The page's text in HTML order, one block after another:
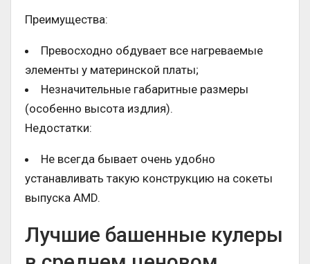
Преимущества:
Превосходно обдувает все нагреваемые
элементы у материнской платы;
Незначительные габаритные размеры
(особенно высота издлия).
Недостатки:
Не всегда бывает очень удобно
устанавливать такую конструкцию на сокеты
выпуска AMD.
Лучшие башенные кулеры